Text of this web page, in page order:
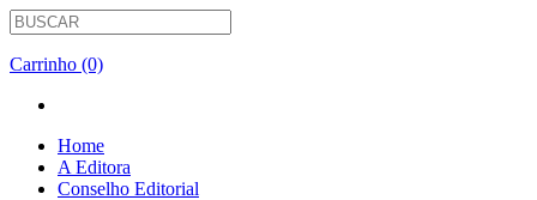
Carrinho (0)
Home
A Editora
Conselho Editorial